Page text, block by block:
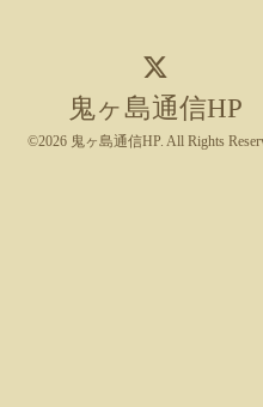
鬼ヶ島通信HP
©2026 鬼ヶ島通信HP. All Rights